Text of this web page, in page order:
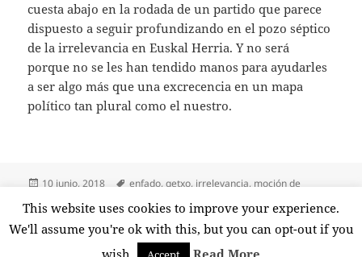
cuesta abajo en la rodada de un partido que parece
dispuesto a seguir profundizando en el pozo séptico
de la irrelevancia en Euskal Herria. Y no será
porque no se les han tendido manos para ayudarles
a ser algo más que una excrecencia en un mapa
político tan plural como el nuestro.
Publicado
10 junio, 2018 Etiquetas
enfado,getxo, irrelevancia, moción de
3 comentariosen El PP enfurruñado
This website uses cookies to improve your experience.
We'll assume you're ok with this, but you can opt-out if you
wish.
Read More